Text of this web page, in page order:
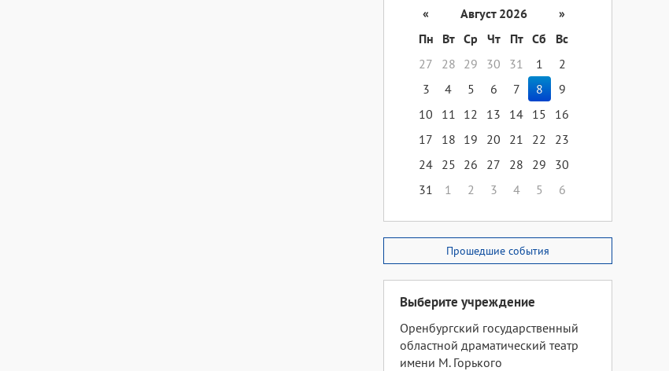
« Август 2026
»
Пн
Вт Ср Чт Пт Сб
Вс
27
28 29 30 31 1
2
3
4 5 6 7 8
9
10
11 12 13 14 15
16
17
18 19 20 21 22
23
24 25 26 27 28 29
30
31
1 2 3 4 5 6
Прошедшие события
Выберите учреждение
Оренбургский государственный
областной драматический театр
имени М. Горького